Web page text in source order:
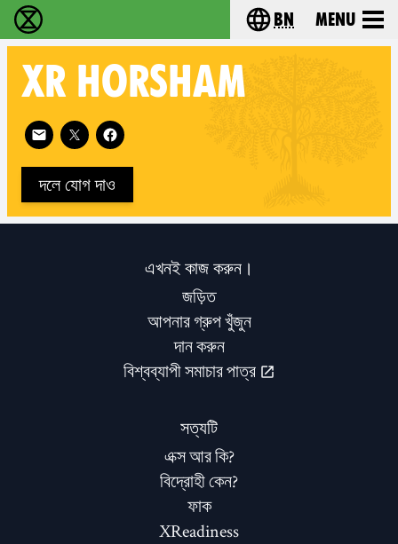
বিলুপ্তি বিদ্রোহ - Home Choose your
bn Menu
XR HORSHAM
Follow XR Horsham on
দলে যোগ দাও
এখনই কাজ করুন।
জড়িত
আপনার গ্রুপ খুঁজুন
দান করুন
বিশ্বব্যাপী সমাচার পাত্র
সত্যটি
এক্স আর কি?
বিদ্রোহী কেন?
ফাক
XReadiness